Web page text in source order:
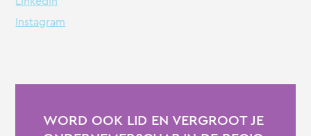
Instagram
WORD OOK LID EN VERGROOT JE